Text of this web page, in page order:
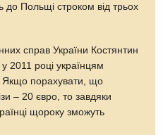
до Польщі строком від трьох
справ України Костянтин
2011 році українцям
Якщо порахувати, що
– 20 євро, то завдяки
щороку зможуть